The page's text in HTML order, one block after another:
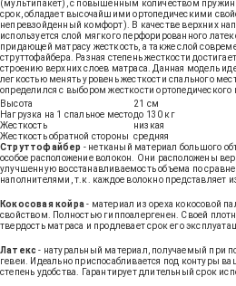
(мультипакет), с повышенным количеством
срок, обладает высочайшими ортопедическими
непревзойденный комфорт). В качестве верхних
используется слой мягкого перфорированного
придающей матрасу жесткость, а также слой
струттофайбера. Разная степень жесткости
строению верхних слоев матраса. Данная модель
легкостью менять уровень жесткости спального
определился с выбором жесткости ортопедического
Высота
21 см
Нагрузка на 1 спальное местодо 130 кг
Жесткость
низкая
Жесткость обратной стороны средняя
Струттофайбер - нетканый материал большого
особое расположение волокон. Они расположены
улучшенную восстанавливаемость объема по
наполнителями, т.к. каждое волокно представляет
Кокосовая койра- материал из ореха кокосовой
свойством. Полностью гиппоалергенен. Своей
твердость матраса и продлевает срок его
Латекс - натуральный материал, получаемый при
гевеи. Идеально приспосабливается под контуры
степень удобства. Гарантирует длительный срок